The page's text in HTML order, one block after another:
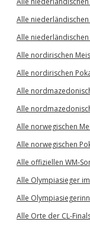
Alle
Alle
Alle nordirischen
Alle nordirischen
Alle
Alle
Alle norwegischen
Alle norwegischen
Alle offiziellen WM-
Alle Olympiasieger
Alle
Alle Orte der CL-